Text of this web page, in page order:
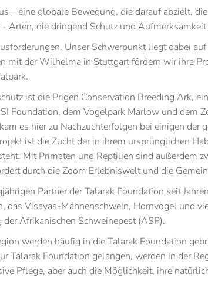
– eine globale Bewegung, die darauf abzielt,
Arten, die dringend Schutz und
Unser Schwerpunkt liegt dabei
mit der Wilhelma in Stuttgart fördern wir ihre
ist die Prigen Conservation Breeding Ark,
Foundation, dem Vogelpark Marlow und
es hier zu Nachzuchterfolgen bei einigen
ist die Zucht der in ihrem ursprünglichen
Mit Primaten und Reptilien sind außerdem
durch die Zoom Erlebniswelt und die
Partner der Talarak Foundation seit
das Visayas-Mähnenschwein, Hornvögel und
Afrikanischen Schweinepest (ASP).
werden häufig in die Talarak Foundation
Talarak Foundation gelangen, werden in der
Pflege, aber auch die Möglichkeit, ihre